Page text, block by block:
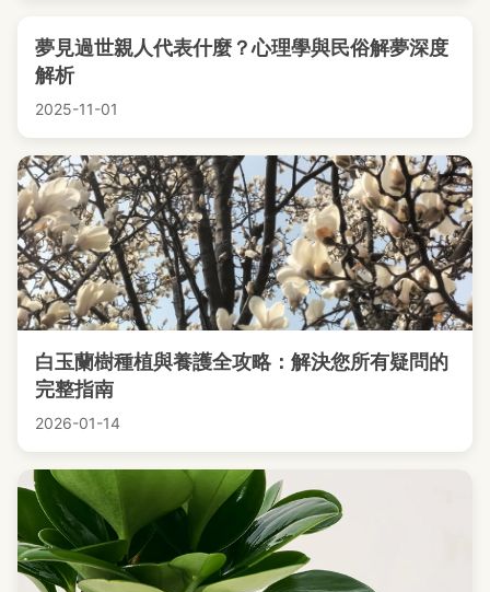
夢見過世親人代表什麼？心理學與民俗解夢深度
解析
2025-11-01
白玉蘭樹種植與養護全攻略：解決您所有疑問的
完整指南
2026-01-14